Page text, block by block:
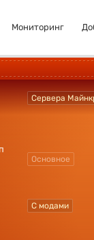
Мониторинг
Сервера
Основное
С модами